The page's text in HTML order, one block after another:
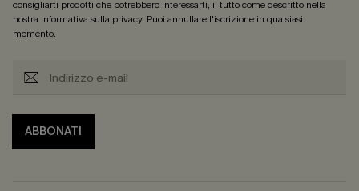
consigliarti prodotti che potrebbero interessarti, il tutto come descritto nella
nostra Informativa sulla privacy. Puoi annullare l'iscrizione in qualsiasi
momento.
ABBONATI